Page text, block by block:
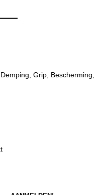
Grip, Bescherming,